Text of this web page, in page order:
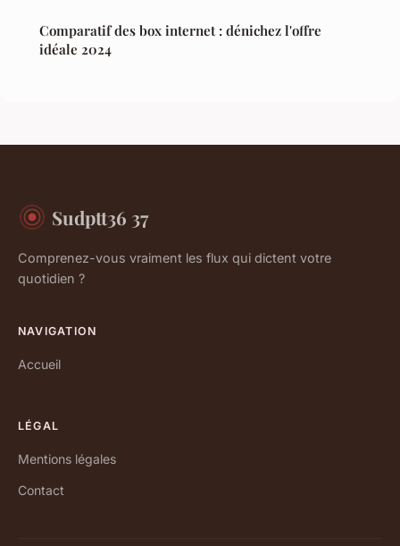
Comparatif des box internet : dénichez l'offre
idéale 2024
Sudptt36 37
Comprenez-vous vraiment les flux qui dictent votre
quotidien ?
NAVIGATION
Accueil
LÉGAL
Mentions légales
Contact